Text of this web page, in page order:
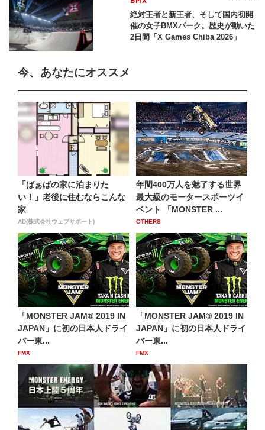
絶対王者と新王者、そして国内初開
催の女子BMXパーク。歴史が動いた
2日間「X Games Chiba 2026」
今、あなたにオススメ
「ばぁばの家に泊まりた
い！」老後に住むならこんな
家
AD(株式会社ウェブサポート)
年間400万人を魅了する世界
最大級のモータースポーツイ
ベント 「MONSTER ...
OTHERS
「MONSTER JAM® 2019 IN
JAPAN」に初の日本人ドライ
バー東...
FMX
「MONSTER JAM® 2019 IN
JAPAN」に初の日本人ドライ
バー東...
FMX